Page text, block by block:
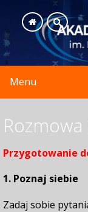
SEARCH
Menu
Kandydaci
Studenci
Przygotowanie
1. Poznaj siebie
Zadaj sobie